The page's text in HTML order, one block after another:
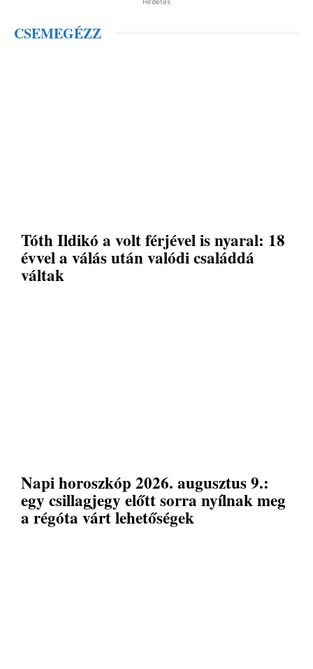
CSEMEGÉZZ
Tóth Ildikó a volt férjével is nyaral: 18
évvel a válás után valódi családdá
váltak
Napi horoszkóp 2026. augusztus 9.:
egy csillagjegy előtt sorra nyílnak meg
a régóta várt lehetőségek